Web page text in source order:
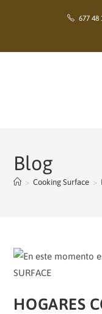
677 48
Blog
> Cooking Surface >
HOGARES